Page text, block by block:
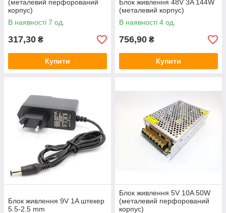
(металевий перфорований
корпус)
В наявності 7 од.
317,30 ₴
Купити
Блок живлення 48V 3A 144W
(металевий корпус)
В наявності 4 од.
756,90 ₴
Купити
Блок живлення 9V 1A штекер
5.5-2.5 mm
Блок живлення 5V 10A 50W
(металевий перфорований
корпус)